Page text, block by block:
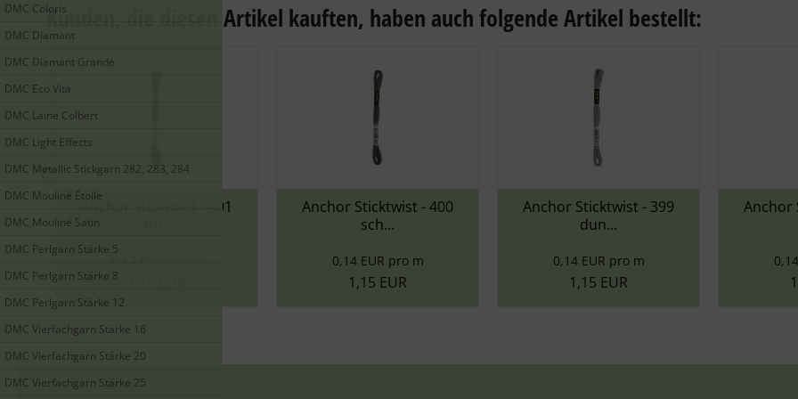
DMC Coloris
DMC Diamant
DMC Diamant Grandé
DMC Eco Vita
DMC Laine Colbert
DMC Light Effects
DMC Metallic Stickgarn 282, 283, 284
DMC Mouliné Étoile
DMC Mouliné Satin
DMC Perlgarn Stärke 5
DMC Perlgarn Stärke 8
DMC Perlgarn Stärke 12
DMC Vierfachgarn Stärke 16
DMC Vierfachgarn Stärke 20
DMC Vierfachgarn Stärke 25
Kunden, die diesen Artikel kauften, haben auch folgende Artikel bestellt:
1,15 EUR
Anchor Sticktwist - 400
sch...
0,14 EUR pro m
1,15 EUR
Anchor Sticktwist - 399
dun...
0,14 EUR pro m
1,15 EUR
Anchor
0,14